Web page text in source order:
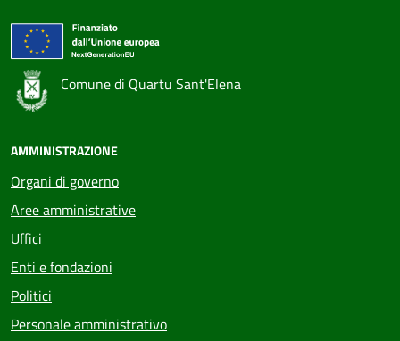
Comune di Quartu Sant'Elena
AMMINISTRAZIONE
Organi di governo
Aree amministrative
Uffici
Enti e fondazioni
Politici
Personale amministrativo